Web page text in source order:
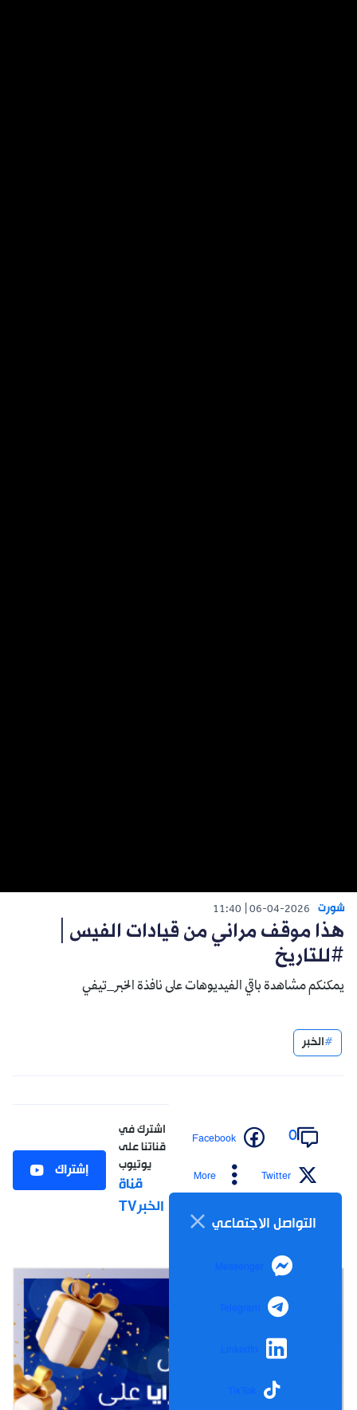
شورت 06-04-2026
11:40
هذا موقف مراني من قيادات الفيس│
#للتاريخ
يمكنكم مشاهدة باقي الفيديوهات على نافذة الخبر_تيفي
الخبر
0
Facebook
Twitter
More
التواصل الاجتماعي
Messenger
Telegram
LinkedIn
TikTok
اشترك في
قناتنا على
يوتيوب
قناة
الخبرTV
إشتراك